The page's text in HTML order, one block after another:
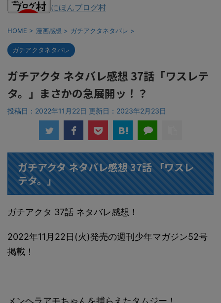
にほんブログ村
HOME > 漫画感想 > ガチアクタネタバレ >
ガチアクタネタバレ
ガチアクタ ネタバレ感想 37話「ワスレテ
タ。」まさかの急展開ッ！？
投稿日：2022年11月22日 更新日： 2023年2月23日
ガチアクタ ネタバレ感想 37話 「ワスレ
テタ。」
ガチアクタ 37話 ネタバレ感想！
2022年11月22日(火)発売の週刊少年マガジン52号
掲載！